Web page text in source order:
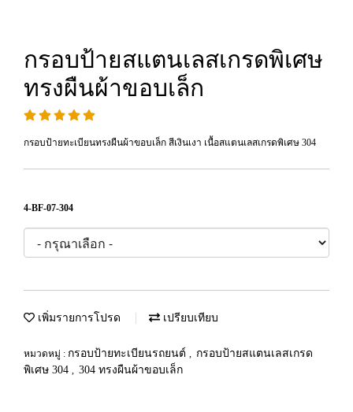
กรอบป้ายสแตนเลสเกรดพิเศษ
ทรงผืนผ้าขอบเล็ก
กรอบป้ายทะเบียนทรงผืนผ้าขอบเล็ก สีเงินเงา เนื้อสแตนเลสเกรดพิเศษ 304
4-BF-07-304
เพิ่มรายการโปรด เปรียบเทียบ
หมวดหมู่ : กรอบป้ายทะเบียนรถยนต์ , กรอบป้ายสแตนเลสเกรด
พิเศษ 304 , 304 ทรงผืนผ้าขอบเล็ก